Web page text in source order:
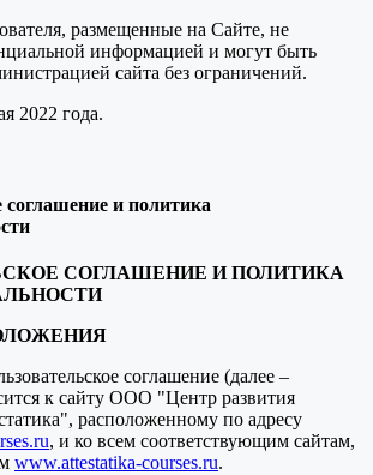
размещенные на Сайте, не
информацией и могут быть
сайта без ограничений.
2022 года.
соглашение и политика
СОГЛАШЕНИЕ И ПОЛИТИКА
соглашение (далее –
к сайту ООО "Центр развития
расположенному по адресу
, и ко всем соответствующим сайтам,
www.attestatika-courses.ru.